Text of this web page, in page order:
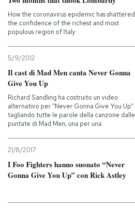
How the coronavirus epidemic has shattered
the confidence of the richest and most
populous region of Italy
5/9/2012
Il cast di Mad Men canta Never Gonna
Give You Up
Richard Sandling ha costruito un video
alternativo per "Never Gonna Give You Up"
tagliando tutte le parole della canzone dalle
puntate di Mad Men, una per una
21/8/2017
I Foo Fighters hanno suonato “Never
Gonna Give You Up” con Rick Astley